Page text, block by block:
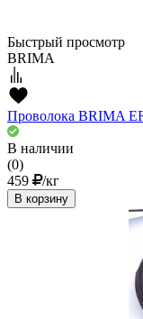
Быстрый просмотр
BRIMA
Проволока BRIMA
В наличии
(0)
459
/кг
В корзину